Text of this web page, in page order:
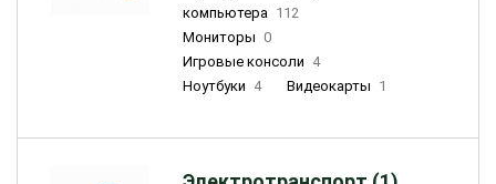
компьютера 112
Мониторы 0
Игровые консоли 4
Ноутбуки 4 Видеокарты 1